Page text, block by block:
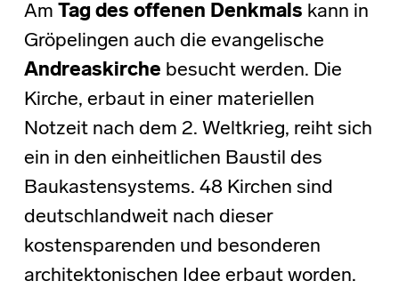
Am Tag des offenen Denkmals kann in
Gröpelingen auch die evangelische
Andreaskirche besucht werden. Die
Kirche, erbaut in einer materiellen
Notzeit nach dem 2. Weltkrieg, reiht sich
ein in den einheitlichen Baustil des
Baukastensystems. 48 Kirchen sind
deutschlandweit nach dieser
kostensparenden und besonderen
architektonischen Idee erbaut worden.